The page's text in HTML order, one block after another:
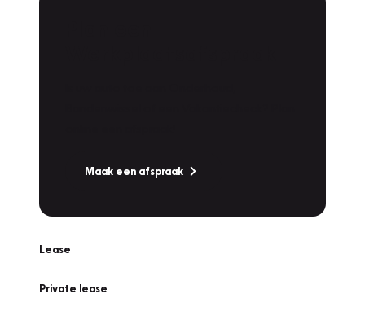
Maak een afspraak
Lease
Private lease